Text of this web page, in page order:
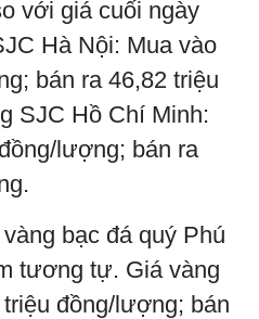
với giá cuối ngày
Hà Nội: Mua vào
bán ra 46,82 triệu
SJC Hồ Chí Minh:
lượng; bán ra
bạc đá quý Phú
tương tự. Giá vàng
đồng/lượng; bán